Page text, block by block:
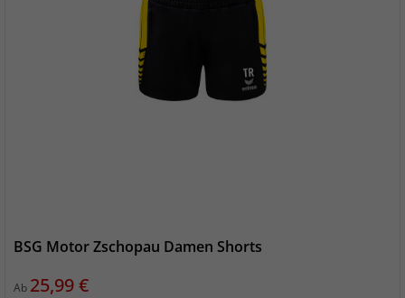
BSG Motor Zschopau Damen Shorts
Ab Preis
25,99 €